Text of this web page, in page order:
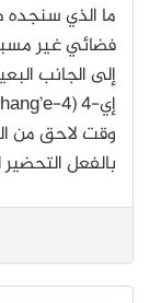
ما الذي سنجده
فضائي غير
إلى الجانب
وقت لاحق من
بالفعل